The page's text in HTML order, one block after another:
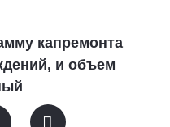
капремонта
и объем